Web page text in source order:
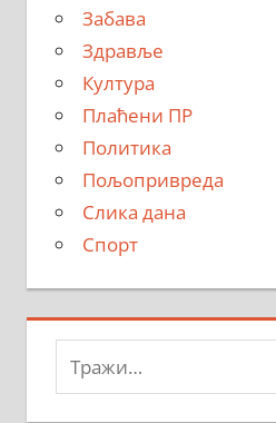
Забава
Здравље
Култура
Плаћени ПР
Политика
Пољопривреда
Слика дана
Спорт